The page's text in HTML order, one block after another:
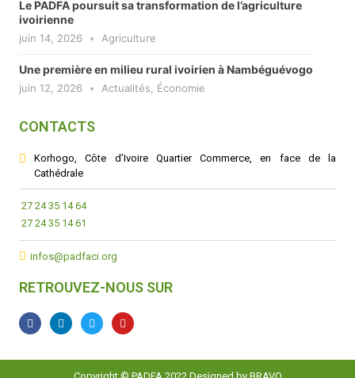
Le PADFA poursuit sa transformation de l’agriculture
ivoirienne
juin 14, 2026 Agriculture
Une première en milieu rural ivoirien à Nambéguévogo
juin 12, 2026 Actualités Économie
CONTACTS
Korhogo, Côte d’Ivoire Quartier Commerce, en face de la
Cathédrale
27 24 35 14 64
27 24 35 14 61
infos@padfaci.org
RETROUVEZ-NOUS SUR